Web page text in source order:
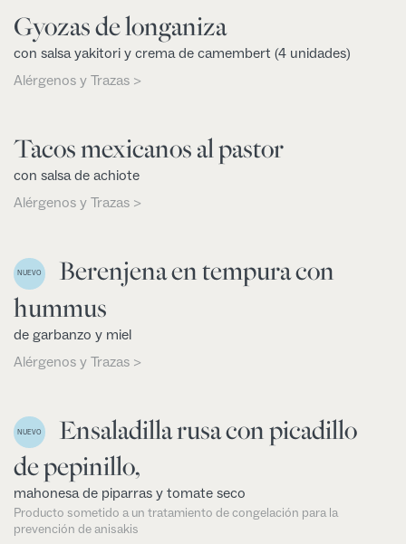
Gyozas de longaniza
con salsa yakitori y crema de camembert (4 unidades)
Alérgenos y Trazas >
Tacos mexicanos al pastor
con salsa de achiote
Alérgenos y Trazas >
NUEVO
Berenjena en tempura con
hummus
de garbanzo y miel
Alérgenos y Trazas >
NUEVO
Ensaladilla rusa con picadillo
de pepinillo,
mahonesa de piparras y tomate seco
Producto sometido a un tratamiento de congelación para la
prevención de anisakis